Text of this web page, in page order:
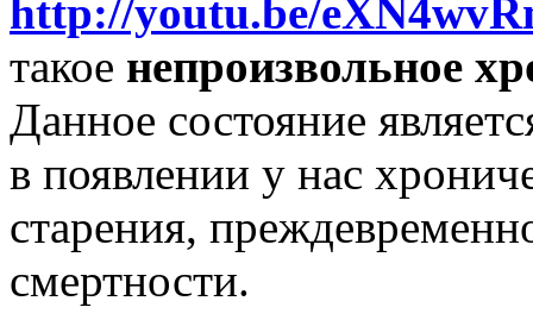
http://youtu.be/
такое непроизвольное
Данное состояние
в появлении у нас
старения,
смертности.